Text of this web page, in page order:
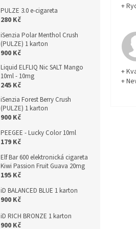
PULZE 3.0 e-cigareta
280 Kč
iSenzia Polar Menthol Crush
(PULZE) 1 karton
900 Kč
Liquid ELFLIQ Nic SALT Mango
10ml - 10mg
245 Kč
iSenzia Forest Berry Crush
(PULZE) 1 karton
900 Kč
PEEGEE - Lucky Color 10ml
179 Kč
Elf Bar 600 elektronická cigareta
Kiwi Passion Fruit Guava 20mg
195 Kč
iD BALANCED BLUE 1 karton
900 Kč
iD RICH BRONZE 1 karton
900 Kč
+
+
+